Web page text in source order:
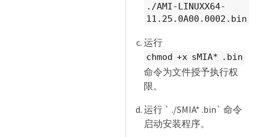
./AMI-LINUXX64-
11.25.0A00.0002.bin
运行
chmod +x sMIA* .bin
命令为文件授予执行权
限。
运行 ` ./SMIA* .bin` 命令
启动安装程序。